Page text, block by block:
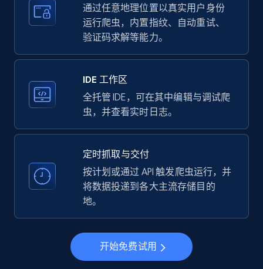
more.
5.7K+
LinkedIn company information
ID, Name, Country code, Locations, Followers,
Employees in linkedin, About, Specialties, and
33.6K+ 3.5K+ 注册使用
Instagram - Profiles
Account, Fbid, ID, Followers, Posts count, Is
business account, Is professional account, Is
通过任意地理位置以真实用户身份
运行爬虫，内置指纹、自动重试、
验证码求解等能力。
IDE 工作区
全托管 IDE，可在其中编辑与调试爬
虫，并查看实时日志。
定时抓取与交付
按计划或通过 API 触发爬虫运行，并
将数据投递到各大主流存储目的
地。
开始免费试用